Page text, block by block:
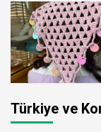
Türkiye ve